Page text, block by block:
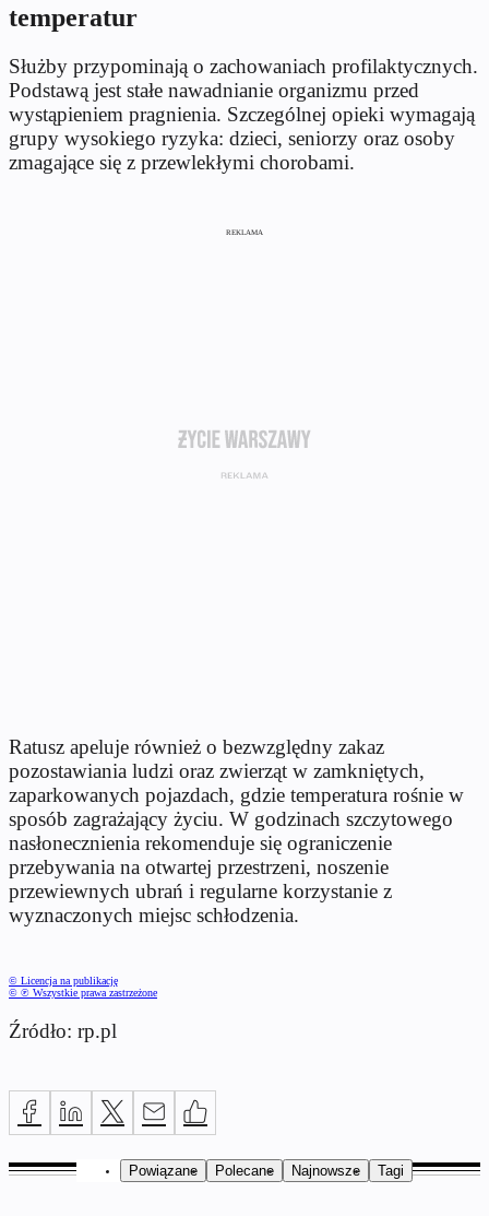
temperatur
Służby przypominają o zachowaniach profilaktycznych.
Podstawą jest stałe nawadnianie organizmu przed
wystąpieniem pragnienia. Szczególnej opieki wymagają
grupy wysokiego ryzyka: dzieci, seniorzy oraz osoby
zmagające się z przewlekłymi chorobami.
REKLAMA
Ratusz apeluje również o bezwzględny zakaz
pozostawiania ludzi oraz zwierząt w zamkniętych,
zaparkowanych pojazdach, gdzie temperatura rośnie w
sposób zagrażający życiu. W godzinach szczytowego
nasłonecznienia rekomenduje się ograniczenie
przebywania na otwartej przestrzeni, noszenie
przewiewnych ubrań i regularne korzystanie z
wyznaczonych miejsc schłodzenia.
© Licencja na publikację
© ℗ Wszystkie prawa zastrzeżone
Źródło: rp.pl
Powiązane Polecane Najnowsze Tagi